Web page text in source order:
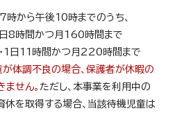
から午後10時までのうち、
1日8時間かつ月160時間まで
・1日11時間かつ月220時間まで
が体調不良の場合、保護者が休暇の
せん。 ただし、本事業を利用中の
休を取得する場合、当該待機児童は